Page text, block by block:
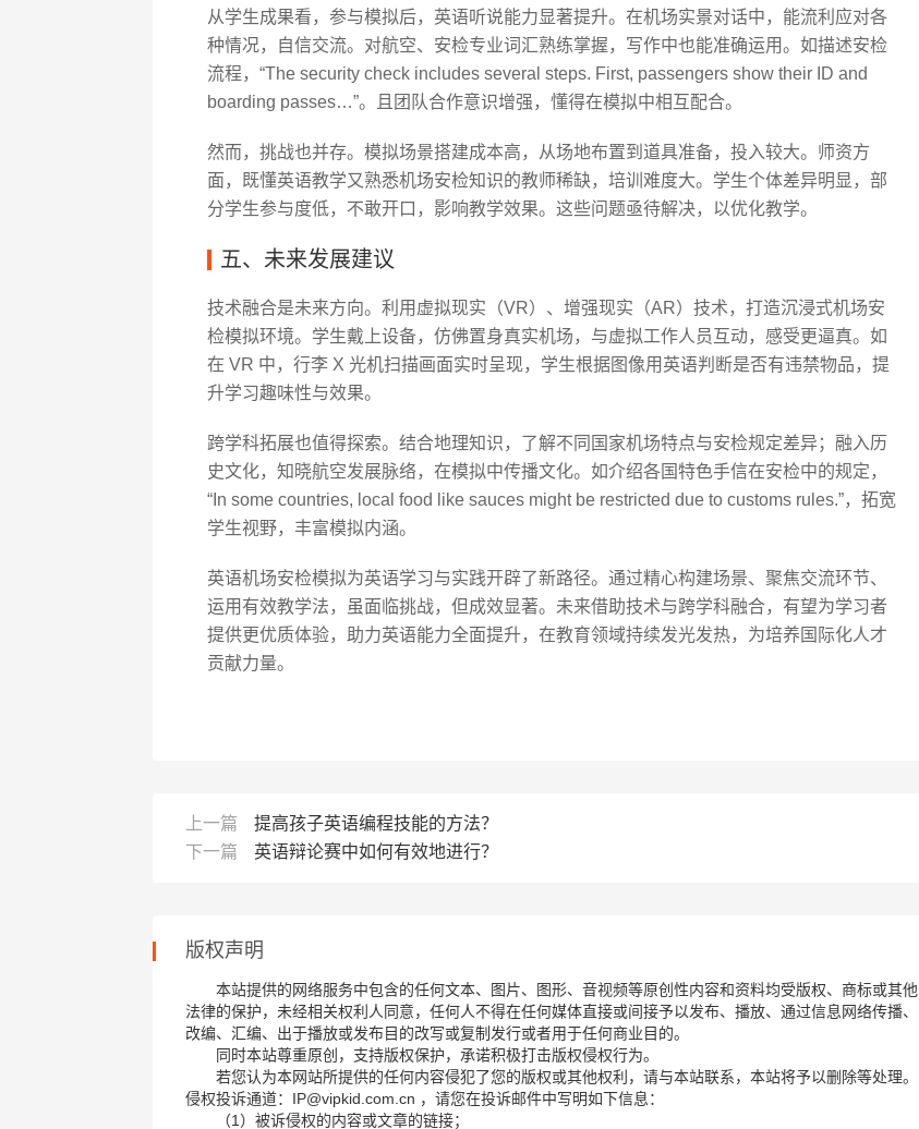
从学生成果看，参与模拟后，英语听说能力显著提升。在机场实景对话中，能流利应对各
种情况，自信交流。对航空、安检专业词汇熟练掌握，写作中也能准确运用。如描述安检
流程，“The security check includes several steps. First, passengers show their ID and
boarding passes…”。且团队合作意识增强，懂得在模拟中相互配合。
然而，挑战也并存。模拟场景搭建成本高，从场地布置到道具准备，投入较大。师资方
面，既懂英语教学又熟悉机场安检知识的教师稀缺，培训难度大。学生个体差异明显，部
分学生参与度低，不敢开口，影响教学效果。这些问题亟待解决，以优化教学。
五、未来发展建议
技术融合是未来方向。利用虚拟现实（VR）、增强现实（AR）技术，打造沉浸式机场安
检模拟环境。学生戴上设备，仿佛置身真实机场，与虚拟工作人员互动，感受更逼真。如
在 VR 中，行李 X 光机扫描画面实时呈现，学生根据图像用英语判断是否有违禁物品，提
升学习趣味性与效果。
跨学科拓展也值得探索。结合地理知识，了解不同国家机场特点与安检规定差异；融入历
史文化，知晓航空发展脉络，在模拟中传播文化。如介绍各国特色手信在安检中的规定，
“In some countries, local food like sauces might be restricted due to customs rules.”，拓宽
学生视野，丰富模拟内涵。
英语机场安检模拟为英语学习与实践开辟了新路径。通过精心构建场景、聚焦交流环节、
运用有效教学法，虽面临挑战，但成效显著。未来借助技术与跨学科融合，有望为学习者
提供更优质体验，助力英语能力全面提升，在教育领域持续发光发热，为培养国际化人才
贡献力量。
上一篇
提高孩子英语编程技能的方法？
下一篇
英语辩论赛中如何有效地进行？
版权声明
本站提供的网络服务中包含的任何文本、图片、图形、音视频等原创性内容和资料均受版权、商标或其他
法律的保护，未经相关权利人同意，任何人不得在任何媒体直接或间接予以发布、播放、通过信息网络传播、
改编、汇编、出于播放或发布目的改写或复制发行或者用于任何商业目的。
同时本站尊重原创，支持版权保护，承诺积极打击版权侵权行为。
若您认为本网站所提供的任何内容侵犯了您的版权或其他权利，请与本站联系，本站将予以删除等处理。
侵权投诉通道：IP@vipkid.com.cn ，请您在投诉邮件中写明如下信息：
（1）被诉侵权的内容或文章的链接；